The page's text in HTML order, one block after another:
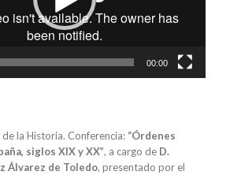
00:00
de la Historia. Conferencia: “Órdenes
siglos XIX y XX”, a cargo de D.
Álvarez de Toledo, presentado por el